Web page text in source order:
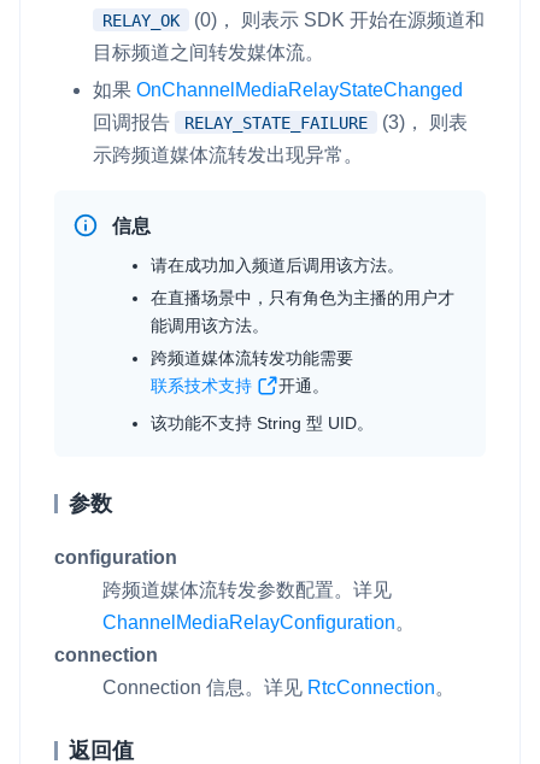
RELAY_OK
(0)， 则表示 SDK 开始在源频道和
目标频道之间转发媒体流。
如果 OnChannelMediaRelayStateChanged
回调报告
RELAY_STATE_FAILURE
(3)， 则表
示跨频道媒体流转发出现异常。
信息
请在成功加入频道后调用该方法。
在直播场景中，只有角色为主播的用户才
能调用该方法。
跨频道媒体流转发功能需要
联系技术支持
开通。
该功能不支持 String 型 UID。
参数
configuration
跨频道媒体流转发参数配置。详见
ChannelMediaRelayConfiguration。
connection
Connection 信息。详见 RtcConnection。
返回值